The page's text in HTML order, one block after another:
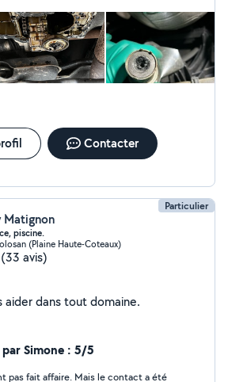
Contacter
Particulier
Matignon
piscine.
(Plaine Haute-Coteaux)
(33 avis)
aider dans tout domaine.
Simone : 5/5
pas fait affaire. Mais le contact a été